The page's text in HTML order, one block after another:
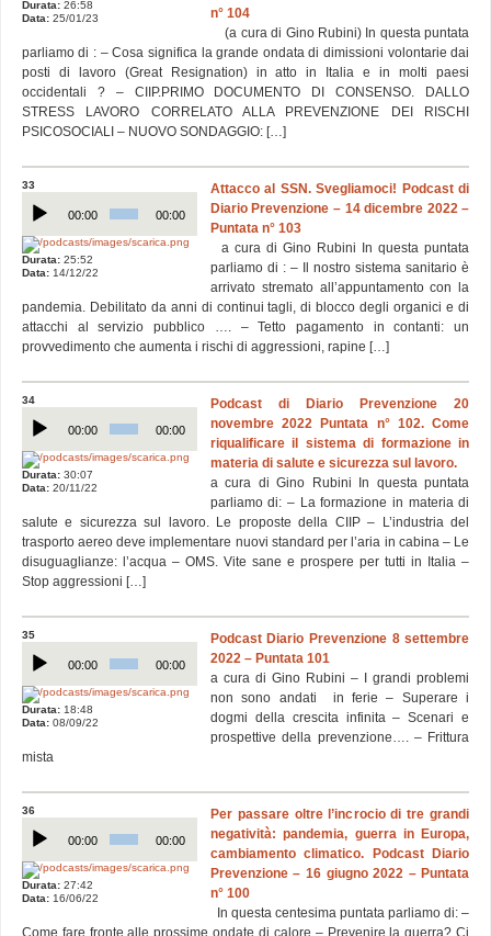
Durata: 26:58
Data: 25/01/23
n° 104
(a cura di Gino Rubini) In questa puntata
parliamo di : – Cosa significa la grande ondata di dimissioni volontarie dai
posti di lavoro (Great Resignation) in atto in Italia e in molti paesi
occidentali ? – CIIP.PRIMO DOCUMENTO DI CONSENSO. DALLO
STRESS LAVORO CORRELATO ALLA PREVENZIONE DEI RISCHI
PSICOSOCIALI – NUOVO SONDAGGIO: […]
33
Player
00:00 00:00
Durata: 25:52
Data: 14/12/22
Attacco al SSN. Svegliamoci! Podcast di
Diario Prevenzione – 14 dicembre 2022 –
Puntata n° 103
a cura di Gino Rubini In questa puntata
parliamo di : – Il nostro sistema sanitario è
arrivato stremato all’appuntamento con la
pandemia. Debilitato da anni di continui tagli, di blocco degli organici e di
attacchi al servizio pubblico …. – Tetto pagamento in contanti: un
provvedimento che aumenta i rischi di aggressioni, rapine […]
34
Player
00:00 00:00
Durata: 30:07
Data: 20/11/22
Podcast di Diario Prevenzione 20
novembre 2022 Puntata n° 102. Come
riqualificare il sistema di formazione in
materia di salute e sicurezza sul lavoro.
a cura di Gino Rubini In questa puntata
parliamo di: – La formazione in materia di
salute e sicurezza sul lavoro. Le proposte della CIIP – L’industria del
trasporto aereo deve implementare nuovi standard per l’aria in cabina – Le
disuguaglianze: l’acqua – OMS. Vite sane e prospere per tutti in Italia –
Stop aggressioni […]
35
Player
00:00 00:00
Durata: 18:48
Data: 08/09/22
Podcast Diario Prevenzione 8 settembre
2022 – Puntata 101
a cura di Gino Rubini – I grandi problemi
non sono andati in ferie – Superare i
dogmi della crescita infinita – Scenari e
prospettive della prevenzione…. – Frittura
mista
36
Player
00:00 00:00
Durata: 27:42
Data: 16/06/22
Per passare oltre l’incrocio di tre grandi
negatività: pandemia, guerra in Europa,
cambiamento climatico. Podcast Diario
Prevenzione – 16 giugno 2022 – Puntata
n° 100
In questa centesima puntata parliamo di: –